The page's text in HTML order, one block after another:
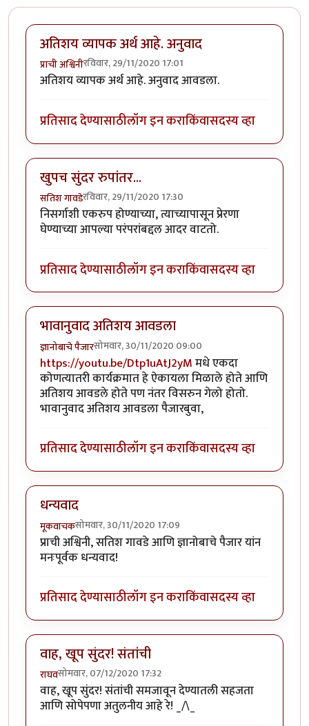
अतिशय व्यापक अर्थ आहे. अनुवाद
प्राची अश्विनीरविवार, 29/11/2020 17:01
अतिशय व्यापक अर्थ आहे. अनुवाद आवडला.
प्रतिसाद देण्यासाठीलॉग इन कराकिंवासदस्य व्हा
खुपच सुंदर रुपांतर...
सतिश गावडेरविवार, 29/11/2020 17:30
निसर्गाशी एकरुप होण्याच्या, त्याच्यापासून प्रेरणा
घेण्याच्या आपल्या परंपरांबद्दल आदर वाटतो.
प्रतिसाद देण्यासाठीलॉग इन कराकिंवासदस्य व्हा
भावानुवाद अतिशय आवडला
ज्ञानोबाचे पैजारसोमवार, 30/11/2020 09:00
https://youtu.be/Dtp1uAtJ2yMमधे एकदा
कोणत्यातरी कार्यक्रमात हे ऐकायला मिळाले होते आणि
अतिशय आवडले होते पण नंतर विसरुन गेलो होतो.
भावानुवाद अतिशय आवडला पैजारबुवा,
प्रतिसाद देण्यासाठीलॉग इन कराकिंवासदस्य व्हा
धन्यवाद
मूकवाचकसोमवार, 30/11/2020 17:09
प्राची अश्विनी, सतिश गावडे आणि ज्ञानोबाचे पैजार यांन
मनःपूर्वक धन्यवाद!
प्रतिसाद देण्यासाठीलॉग इन कराकिंवासदस्य व्हा
वाह, खूप सुंदर! संतांची
राघवसोमवार, 07/12/2020 17:32
वाह, खूप सुंदर! संतांची समजावून देण्यातली सहजता
आणि सोपेपणा अतुलनीय आहे रे! _/\_